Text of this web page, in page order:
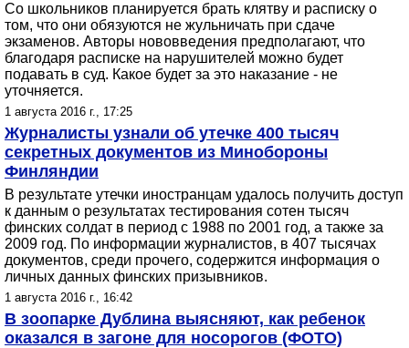
Со школьников планируется брать клятву и расписку о
том, что они обязуются не жульничать при сдаче
экзаменов. Авторы нововведения предполагают, что
благодаря расписке на нарушителей можно будет
подавать в суд. Какое будет за это наказание - не
уточняется.
1 августа 2016 г., 17:25
Журналисты узнали об утечке 400 тысяч
секретных документов из Минобороны
Финляндии
В результате утечки иностранцам удалось получить доступ
к данным о результатах тестирования сотен тысяч
финских солдат в период с 1988 по 2001 год, а также за
2009 год. По информации журналистов, в 407 тысячах
документов, среди прочего, содержится информация о
личных данных финских призывников.
1 августа 2016 г., 16:42
В зоопарке Дублина выясняют, как ребенок
оказался в загоне для носорогов (ФОТО)